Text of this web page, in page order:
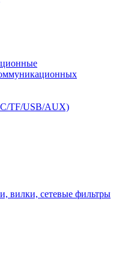
TF/USB/AUX)
вилки, сетевые фильтры